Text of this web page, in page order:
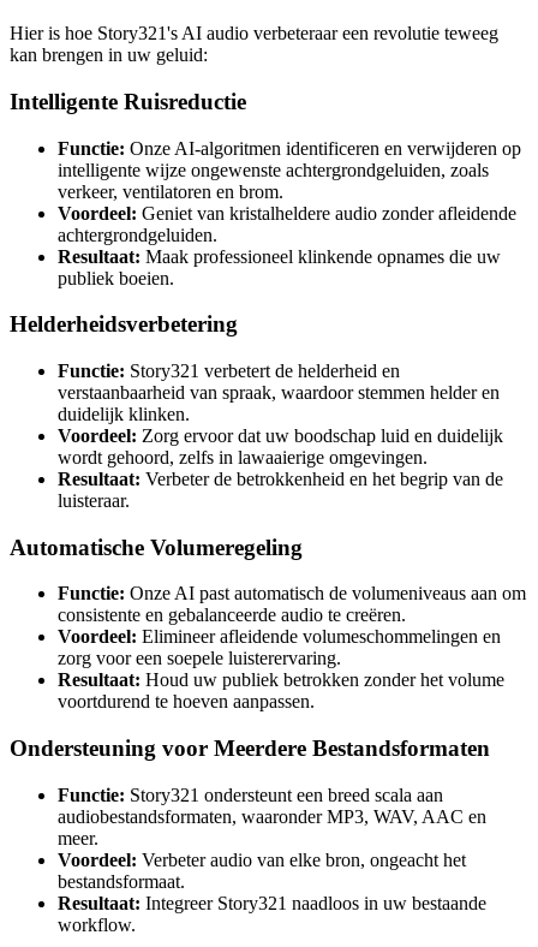
Hier is hoe Story321's AI audio verbeteraar een revolutie teweeg
kan brengen in uw geluid:
Intelligente Ruisreductie
Functie: Onze AI-algoritmen identificeren en verwijderen op
intelligente wijze ongewenste achtergrondgeluiden, zoals
verkeer, ventilatoren en brom.
Voordeel: Geniet van kristalheldere audio zonder afleidende
achtergrondgeluiden.
Resultaat: Maak professioneel klinkende opnames die uw
publiek boeien.
Helderheidsverbetering
Functie: Story321 verbetert de helderheid en
verstaanbaarheid van spraak, waardoor stemmen helder en
duidelijk klinken.
Voordeel: Zorg ervoor dat uw boodschap luid en duidelijk
wordt gehoord, zelfs in lawaaierige omgevingen.
Resultaat: Verbeter de betrokkenheid en het begrip van de
luisteraar.
Automatische Volumeregeling
Functie: Onze AI past automatisch de volumeniveaus aan om
consistente en gebalanceerde audio te creëren.
Voordeel: Elimineer afleidende volumeschommelingen en
zorg voor een soepele luisterervaring.
Resultaat: Houd uw publiek betrokken zonder het volume
voortdurend te hoeven aanpassen.
Ondersteuning voor Meerdere Bestandsformaten
Functie: Story321 ondersteunt een breed scala aan
audiobestandsformaten, waaronder MP3, WAV, AAC en
meer.
Voordeel: Verbeter audio van elke bron, ongeacht het
bestandsformaat.
Resultaat: Integreer Story321 naadloos in uw bestaande
workflow.